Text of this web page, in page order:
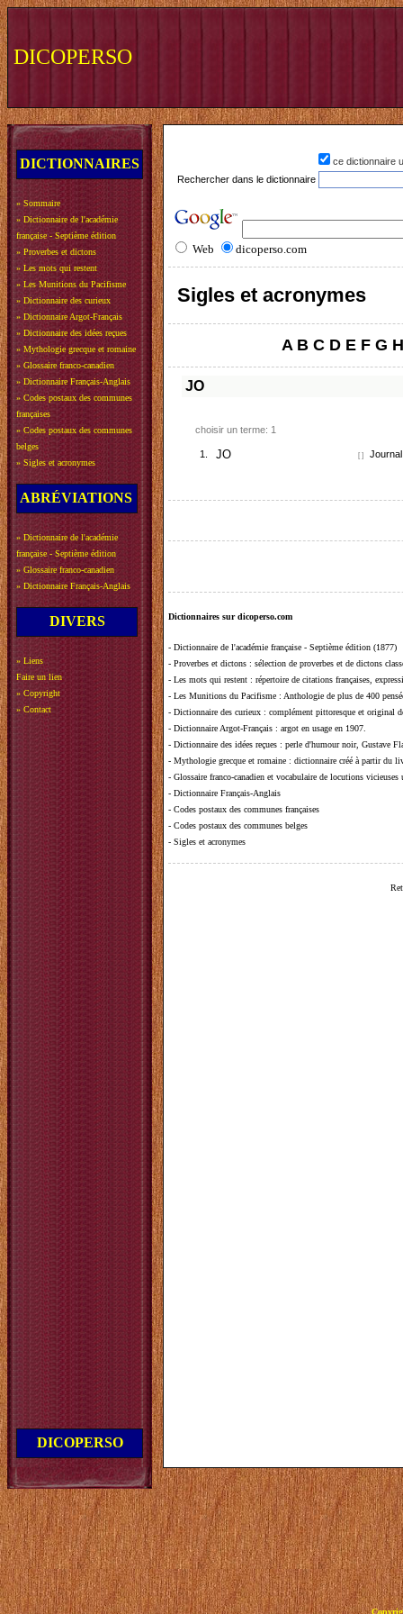
DICOPERSO
DICTIONNAIRES
» Sommaire
» Dictionnaire de l'académie
française - Septième édition
» Proverbes et dictons
» Les mots qui restent
» Les Munitions du Pacifisme
» Dictionnaire des curieux
» Dictionnaire Argot-Français
» Dictionnaire des idées reçues
» Mythologie grecque et romaine
» Glossaire franco-canadien
» Dictionnaire Français-Anglais
» Codes postaux des communes
françaises
» Codes postaux des communes
belges
» Sigles et acronymes
ABRÉVIATIONS
» Dictionnaire de l'académie
française - Septième édition
» Glossaire franco-canadien
» Dictionnaire Français-Anglais
DIVERS
» Liens
Faire un lien
» Copyright
» Contact
DICOPERSO
ce dictionnaire
Rechercher dans le dictionnaire
Web dicoperso.com
Sigles et acronymes
A B C D E F G H
JO
choisir un terme: 1
1. JO [ ]
Dictionnaires sur dicoperso.com
- Dictionnaire de l'académie française - Septième édition (1877)
- Proverbes et dictons : sélection de proverbes et de dictons
- Les mots qui restent : répertoire de citations françaises,
- Les Munitions du Pacifisme : Anthologie de plus de 400
- Dictionnaire des curieux : complément pittoresque et original
- Dictionnaire Argot-Français : argot en usage en 1907.
- Dictionnaire des idées reçues : perle d'humour noir, Gustave
- Mythologie grecque et romaine : dictionnaire créé à partir du
- Glossaire franco-canadien et vocabulaire de locutions vicieuses
- Dictionnaire Français-Anglais
- Codes postaux des communes françaises
- Codes postaux des communes belges
- Sigles et acronymes